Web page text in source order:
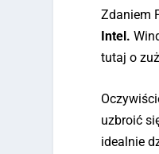
Zdaniem
Intel.
tutaj o
uzbroić
idealnie